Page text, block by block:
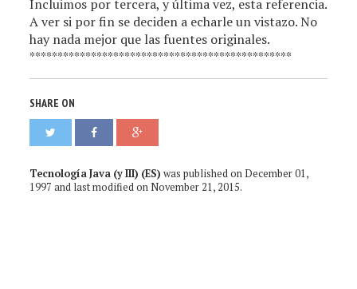
SHARE ON
Tecnología Java (y III) (ES) was published onDecember 01,
1997 and last modified onNovember 21, 2015.